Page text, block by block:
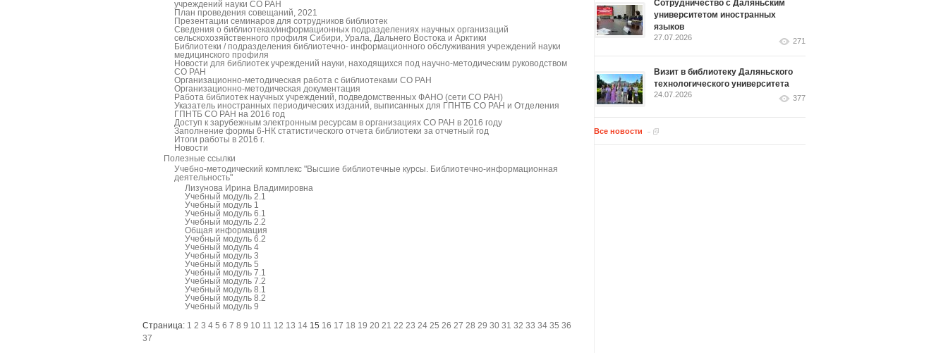
учреждений науки СО РАН
План проведения совещаний, 2021
Презентации семинаров для сотрудников библиотек
Сведения о библиотеках/информационных подразделениях научных организаций
сельскохозяйственного профиля Сибири, Урала, Дальнего Востока и Арктики
Библиотеки / подразделения библиотечно- информационного обслуживания учреждений науки
медицинского профиля
Новости для библиотек учреждений науки, находящихся под научно-методическим руководством
СО РАН
Организационно-методическая работа с библиотеками СО РАН
Организационно-методическая документация
Работа библиотек научных учреждений, подведомственных ФАНО (сети СО РАН)
Указатель иностранных периодических изданий, выписанных для ГПНТБ СО РАН и Отделения
ГПНТБ СО РАН на 2016 год
Доступ к зарубежным электронным ресурсам в организациях СО РАН в 2016 году
Заполнение формы 6-НК статистического отчета библиотеки за отчетный год
Итоги работы в 2016 г.
Новости
Полезные ссылки
Учебно-методический комплекс "Высшие библиотечные курсы. Библиотечно-информационная
деятельность"
Лизунова Ирина Владимировна
Учебный модуль 2.1
Учебный модуль 1
Учебный модуль 6.1
Учебный модуль 2.2
Общая информация
Учебный модуль 6.2
Учебный модуль 4
Учебный модуль 3
Учебный модуль 5
Учебный модуль 7.1
Учебный модуль 7.2
Учебный модуль 8.1
Учебный модуль 8.2
Учебный модуль 9
Страница: 1 2 3 4 5 6 7 8 9 10 11 12 13 14 15 16 17 18 19 20 21 22 23 24 25 26 27 28 29 30 31 32 33 34 35 36
37
Сотрудничество с Даляньским
университетом иностранных
языков
27.07.2026 271
Визит в библиотеку Даляньского
технологического университета
24.07.2026 377
Все новости